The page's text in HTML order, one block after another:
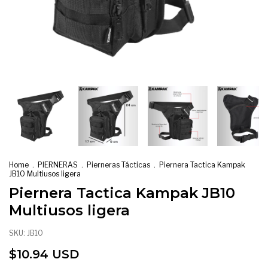
Home . PIERNERAS . Pierneras Tácticas . Piernera Tactica Kampak
JB10 Multiusos ligera
Piernera Tactica Kampak JB10
Multiusos ligera
SKU: JB10
$10.94 USD